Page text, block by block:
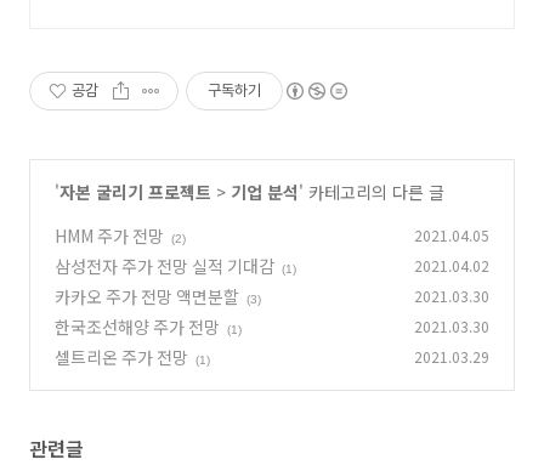
공감 구독하기
'자본 굴리기 프로젝트 > 기업 분석' 카테고리의 다른 글
HMM 주가 전망
(2) 2021.04.05
삼성전자 주가 전망 실적 기대감 (1) 2021.04.02
카카오 주가 전망 액면분할 (3) 2021.03.30
한국조선해양 주가 전망 (1) 2021.03.30
셀트리온 주가 전망 (1) 2021.03.29
관련글